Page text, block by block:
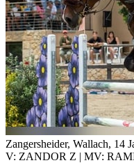
Zangersheider, Wallach, 14
V: ZANDOR Z | MV: